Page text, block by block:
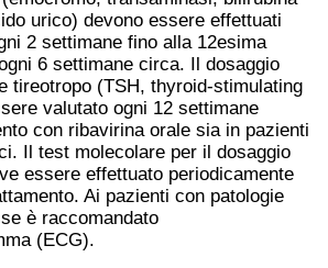
urico) devono essere effettuati
2 settimane fino alla 12esima
6 settimane circa. Il dosaggio
tireotropo (TSH, thyroid-stimulating
valutato ogni 12 settimane
con ribavirina orale sia in pazienti
Il test molecolare per il dosaggio
essere effettuato periodicamente
Ai pazienti con patologie
è raccomandato
(ECG).